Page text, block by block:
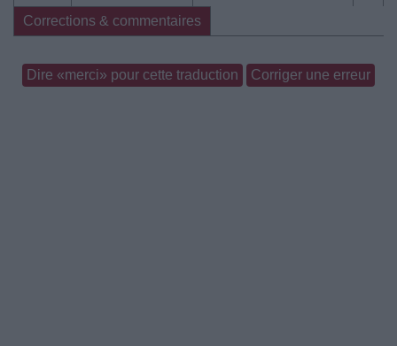
Corrections & commentaires
Dire «merci» pour cette traduction Corriger une erreur